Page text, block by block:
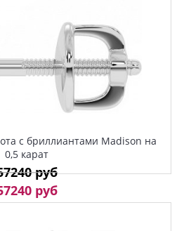
с бриллиантами Madison на
0,5 карат
руб
руб